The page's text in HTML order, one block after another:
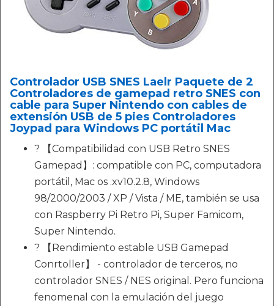
Controlador USB SNES Laelr Paquete de 2
Controladores de gamepad retro SNES con
cable para Super Nintendo con cables de
extensión USB de 5 pies Controladores
Joypad para Windows PC portátil Mac
? 【Compatibilidad con USB Retro SNES
Gamepad】: compatible con PC, computadora
portátil, Mac os .xv10.2.8, Windows
98/2000/2003 / XP / Vista / ME, también se usa
con Raspberry Pi Retro Pi, Super Famicom,
Super Nintendo.
? 【Rendimiento estable USB Gamepad
Conrtoller】 - controlador de terceros, no
controlador SNES / NES original. Pero funciona
fenomenal con la emulación del juego